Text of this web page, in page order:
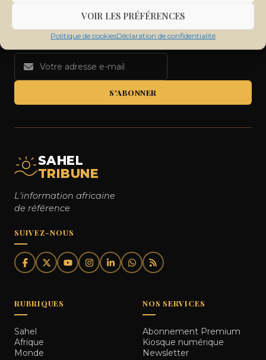
VOIR LES PRÉFÉRENCES
Politique de cookiesDéclaration de confidentialité
S'ABONNER
SAHEL
TRIBUNE
L'information africaine
de référence
SUIVEZ-NOUS
RUBRIQUES
Sahel
Afrique
Monde
NOS SERVICES
Abonnement Premium
Kiosque numérique
Newsletter